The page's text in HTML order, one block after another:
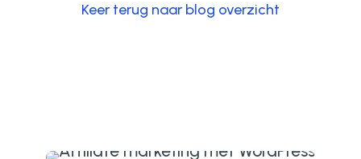
Keer terug naar blog overzicht